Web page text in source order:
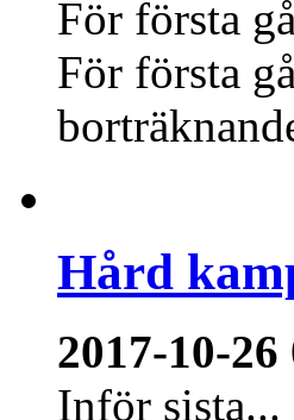
För första
För första
Hård
2017-10-26
Inför sista...